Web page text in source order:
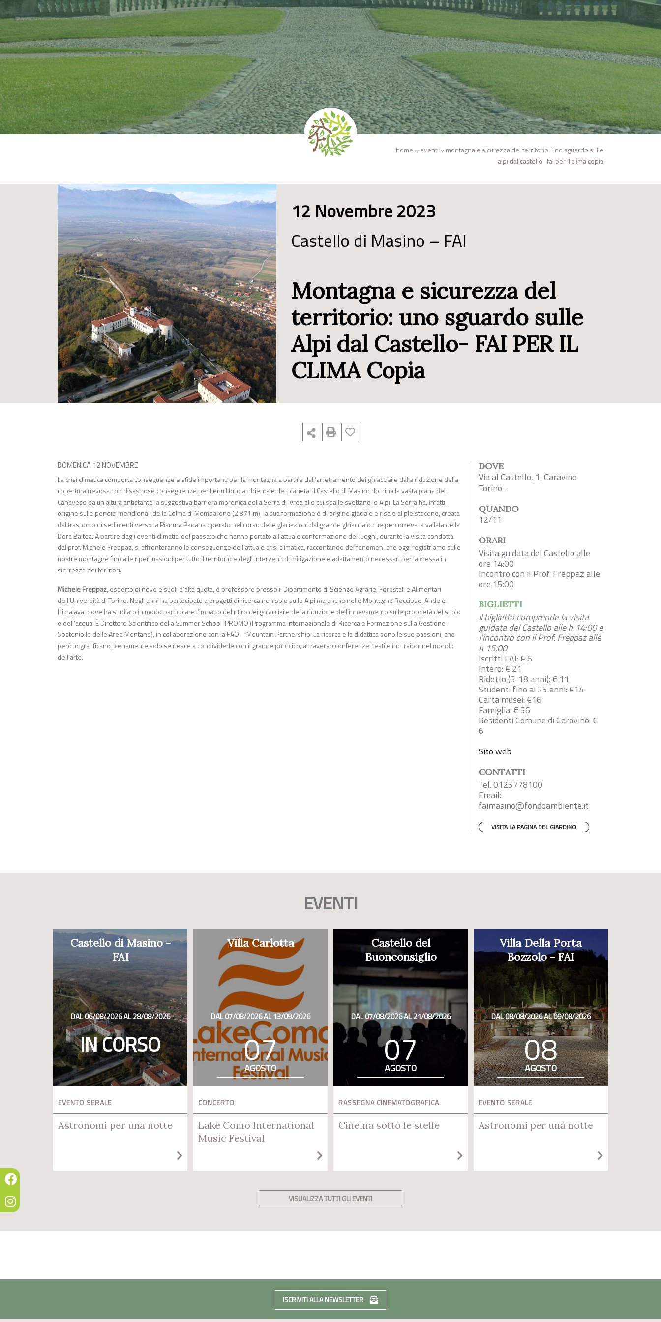
home » eventi » montagna e sicurezza del territorio: uno sguardo sulle
alpi dal castello- fai per il clima copia
12 Novembre 2023
Castello di Masino – FAI
Montagna e sicurezza del
territorio: uno sguardo sulle
Alpi dal Castello- FAI PER IL
CLIMA Copia
DOMENICA 12 NOVEMBRE
La crisi climatica comporta conseguenze e sfide importanti per la montagna a partire dall’arretramento dei ghiacciai e dalla riduzione della
copertura nevosa con disastrose conseguenze per l’equilibrio ambientale del pianeta. Il Castello di Masino domina la vasta piana del
Canavese da un’altura antistante la suggestiva barriera morenica della Serra di Ivrea alle cui spalle svettano le Alpi. La Serra ha, infatti,
origine sulle pendici meridionali della Colma di Mombarone (2.371 m), la sua formazione è di origine glaciale e risale al pleistocene, creata
dal trasporto di sedimenti verso la Pianura Padana operato nel corso delle glaciazioni dal grande ghiacciaio che percorreva la vallata della
Dora Baltea. A partire dagli eventi climatici del passato che hanno portato all’attuale conformazione dei luoghi, durante la visita condotta
dal prof. Michele Freppaz, si affronteranno le conseguenze dell’attuale crisi climatica, raccontando dei fenomeni che oggi registriamo sulle
nostre montagne fino alle ripercussioni per tutto il territorio e degli interventi di mitigazione e adattamento necessari per la messa in
sicurezza dei territori.
Michele Freppaz, esperto di neve e suoli d’alta quota, è professore presso il Dipartimento di Scienze Agrarie, Forestali e Alimentari
dell’Università di Torino. Negli anni ha partecipato a progetti di ricerca non solo sulle Alpi ma anche nelle Montagne Rocciose, Ande e
Himalaya, dove ha studiato in modo particolare l’impatto del ritiro dei ghiacciai e della riduzione dell’innevamento sulle proprietà del suolo
e dell’acqua. È Direttore Scientifico della Summer School IPROMO (Programma Internazionale di Ricerca e Formazione sulla Gestione
Sostenibile delle Aree Montane), in collaborazione con la FAO – Mountain Partnership. La ricerca e la didattica sono le sue passioni, che
però lo gratificano pienamente solo se riesce a condividerle con il grande pubblico, attraverso conferenze, testi e incursioni nel mondo
dell’arte.
DOVE
Via al Castello, 1, Caravino
Torino -
QUANDO
12/11
ORARI
Visita guidata del Castello alle
ore 14:00
Incontro con il Prof. Freppaz alle
ore 15:00
BIGLIETTI
Il biglietto comprende la visita
guidata del Castello alle h 14:00 e
l’incontro con il Prof. Freppaz alle
h 15:00
Iscritti FAI: € 6
Intero: € 21
Ridotto (6-18 anni): € 11
Studenti fino ai 25 anni: €14
Carta musei: €16
Famiglia: € 56
Residenti Comune di Caravino: €
6
Sito web
CONTATTI
Tel. 0125778100
Email:
faimasino@fondoambiente.it
VISITA LA PAGINA DEL GIARDINO
EVENTI
Castello di Masino -
FAI
DAL 06/08/2026 AL 28/08/2026
IN CORSO
EVENTO SERALE
Astronomi per una notte
Villa Carlotta
DAL 07/08/2026 AL 13/09/2026
07
AGOSTO
CONCERTO
Lake Como International
Music Festival
Castello del
Buonconsiglio
DAL 07/08/2026 AL 21/08/2026
07
AGOSTO
RASSEGNA CINEMATOGRAFICA
Cinema sotto le stelle
Villa Della Porta
Bozzolo - FAI
DAL 08/08/2026 AL 09/08/2026
08
AGOSTO
EVENTO SERALE
Astronomi per una notte
VISUALIZZA TUTTI GLI EVENTI
ISCRIVITI ALLA NEWSLETTER